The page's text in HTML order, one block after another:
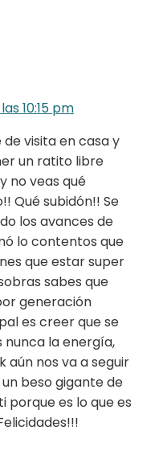
10:15 pm
visita en casa y
un ratito libre
no veas qué
Qué subidón!! Se
los avances de
lo contentos que
que estar super
sabes que
generación
es creer que se
nunca la energía,
aún nos va a seguir
beso gigante de
es lo que es